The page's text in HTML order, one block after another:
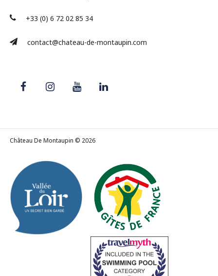
+33 (0) 6 72 02 85 34
contact@chateau-de-montaupin.com
Château De Montaupin © 2026